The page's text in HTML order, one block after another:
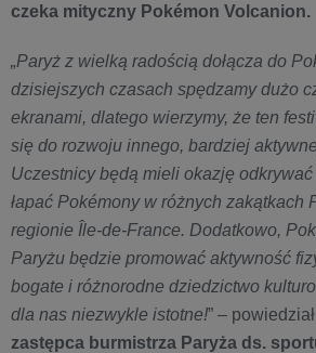
czeka mityczny Pokémon Volcanion.
„Paryż z wielką radością dołącza do
dzisiejszych czasach spędzamy dużo
ekranami, dlatego wierzymy, że ten
się do rozwoju innego, bardziej
Uczestnicy będą mieli okazję
łapać Pokémony w różnych zakątkach
regionie Île-de-France. Dodatkowo,
Paryżu będzie promować aktywność
bogate i różnorodne dziedzictwo
dla nas niezwykle istotne!” – powiedział
zastępca burmistrza Paryża ds.